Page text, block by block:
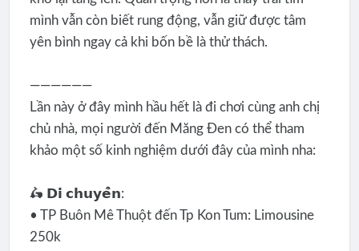
mình vẫn còn biết rung động, vẫn giữ được tâm
yên bình ngay cả khi bốn bề là thử thách.
——————
Lần này ở đây mình hầu hết là đi chơi cùng anh chị
chủ nhà, mọi người đến Măng Đen có thể tham
khảo một số kinh nghiệm dưới đây của mình nha:
🛵 𝗗𝗶 𝗰𝗵𝘂𝘆𝗲̂̉𝗻:
• TP Buôn Mê Thuột đến Tp Kon Tum: Limousine
250k